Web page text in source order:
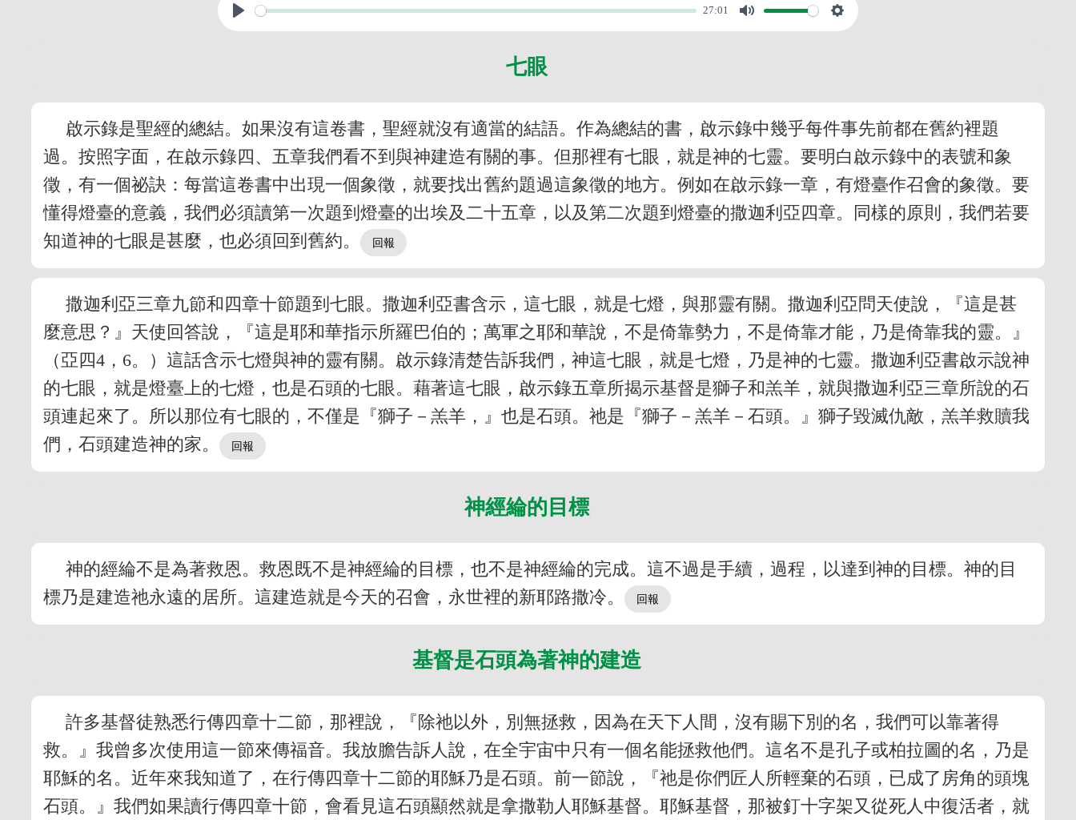
27:01
七眼
啟示錄是聖經的總結。如果沒有這卷書，聖經就沒有適當的結語。作為總結的書，啟示錄中幾乎每件事先前都在舊約裡題
過。按照字面，在啟示錄四、五章我們看不到與神建造有關的事。但那裡有七眼，就是神的七靈。要明白啟示錄中的表號和象
徵，有一個祕訣：每當這卷書中出現一個象徵，就要找出舊約題過這象徵的地方。例如在啟示錄一章，有燈臺作召會的象徵。要
懂得燈臺的意義，我們必須讀第一次題到燈臺的出埃及二十五章，以及第二次題到燈臺的撒迦利亞四章。同樣的原則，我們若要
知道神的七眼是甚麼，也必須回到舊約。
撒迦利亞三章九節和四章十節題到七眼。撒迦利亞書含示，這七眼，就是七燈，與那靈有關。撒迦利亞問天使說，『這是甚
麼意思？』天使回答說，『這是耶和華指示所羅巴伯的；萬軍之耶和華說，不是倚靠勢力，不是倚靠才能，乃是倚靠我的靈。』
（亞四4，6。）這話含示七燈與神的靈有關。啟示錄清楚告訴我們，神這七眼，就是七燈，乃是神的七靈。撒迦利亞書啟示說神
的七眼，就是燈臺上的七燈，也是石頭的七眼。藉著這七眼，啟示錄五章所揭示基督是獅子和羔羊，就與撒迦利亞三章所說的石
頭連起來了。所以那位有七眼的，不僅是『獅子－羔羊，』也是石頭。祂是『獅子－羔羊－石頭。』獅子毀滅仇敵，羔羊救贖我
們，石頭建造神的家。
神經綸的目標
神的經綸不是為著救恩。救恩既不是神經綸的目標，也不是神經綸的完成。這不過是手續，過程，以達到神的目標。神的目
標乃是建造祂永遠的居所。這建造就是今天的召會，永世裡的新耶路撒冷。
基督是石頭為著神的建造
許多基督徒熟悉行傳四章十二節，那裡說，『除祂以外，別無拯救，因為在天下人間，沒有賜下別的名，我們可以靠著得
救。』我曾多次使用這一節來傳福音。我放膽告訴人說，在全宇宙中只有一個名能拯救他們。這名不是孔子或柏拉圖的名，乃是
耶穌的名。近年來我知道了，在行傳四章十二節的耶穌乃是石頭。前一節說，『祂是你們匠人所輕棄的石頭，已成了房角的頭塊
石頭。』我們如果讀行傳四章十節，會看見這石頭顯然就是拿撒勒人耶穌基督。耶穌基督，那被釘十字架又從死人中復活者，就